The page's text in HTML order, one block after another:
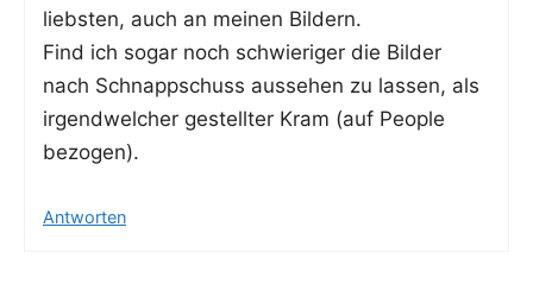
liebs­ten, auch an mei­nen Bildern.
Find ich sogar noch schwie­ri­ger die Bil­der
nach Schnapp­schuss aus­se­hen zu las­sen, als
irgend­wel­cher gestell­ter Kram (auf Peo­p­le
bezogen).
Antworten